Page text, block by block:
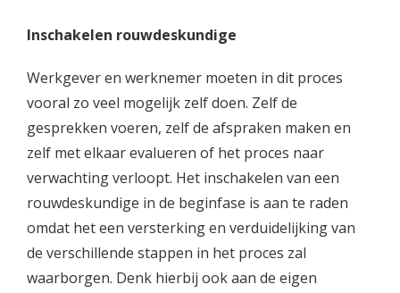
Inschakelen rouwdeskundige
Werkgever en werknemer moeten in dit proces
vooral zo veel mogelijk zelf doen. Zelf de
gesprekken voeren, zelf de afspraken maken en
zelf met elkaar evalueren of het proces naar
verwachting verloopt. Het inschakelen van een
rouwdeskundige in de beginfase is aan te raden
omdat het een versterking en verduidelijking van
de verschillende stappen in het proces zal
waarborgen. Denk hierbij ook aan de eigen